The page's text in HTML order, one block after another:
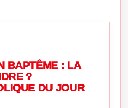
BAPTÊME : LA
?
DU JOUR